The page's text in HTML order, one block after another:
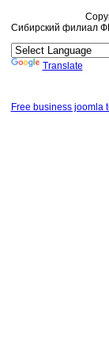
Сибирский филиал
Translate
Free business joomla